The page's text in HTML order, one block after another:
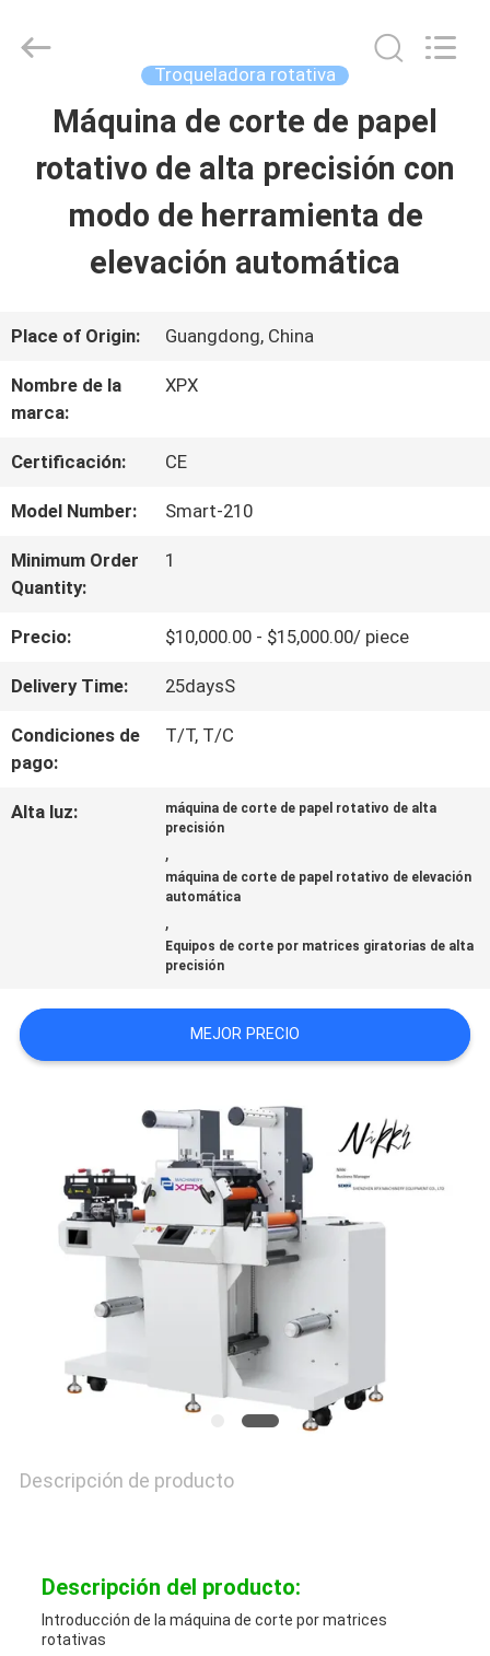
CASA
PRODUCTOS
LOS
VÍDEOS
ESPECTÁCULO
VR
SOBRE
NOSOTROS
RECORRIDO
POR
LA
CALIDAD
CONTACTA
NOSOTROS
NOTICIAS
CASOS
DEL
SITIO
XPX
Reserved.
Troqueladora rotativa
Máquina de corte de papel
rotativo de alta precisión con
modo de herramienta de
elevación automática
Place of Origin: Guangdong, China
Nombre de la
marca:
XPX
Certificación: CE
Model Number: Smart-210
Minimum Order
Quantity:
1
Precio: $10,000.00 - $15,000.00/ piece
Delivery Time: 25daysS
Condiciones de
pago:
T/T, T/C
Alta luz:
máquina de corte de papel rotativo de alta
precisión
,
máquina de corte de papel rotativo de elevación
automática
,
Equipos de corte por matrices giratorias de alta
precisión
MEJOR PRECIO
Descripción de producto
Descripción del producto:
Introducción de la máquina de corte por matrices
rotativas